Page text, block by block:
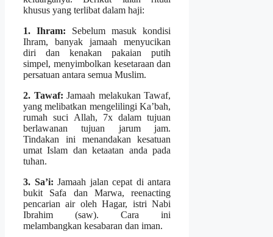
khusus yang terlibat dalam haji:
1. Ihram: Sebelum masuk kondisi
Ihram, banyak jamaah menyucikan
diri dan kenakan pakaian putih
simpel, menyimbolkan kesetaraan dan
persatuan antara semua Muslim.
2. Tawaf: Jamaah melakukan Tawaf,
yang melibatkan mengelilingi Ka’bah,
rumah suci Allah, 7x dalam tujuan
berlawanan tujuan jarum jam.
Tindakan ini menandakan kesatuan
umat Islam dan ketaatan anda pada
tuhan.
3. Sa’i: Jamaah jalan cepat di antara
bukit Safa dan Marwa, reenacting
pencarian air oleh Hagar, istri Nabi
Ibrahim (saw). Cara ini
melambangkan kesabaran dan iman.